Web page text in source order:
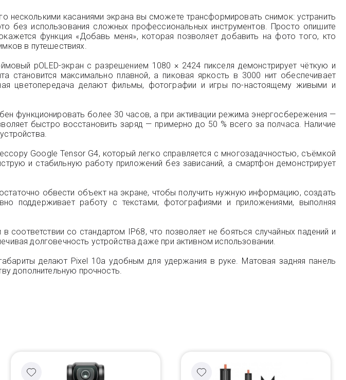
несколькими касаниями экрана вы сможете трансформировать снимок: устранить
без использования сложных профессиональных инструментов. Просто опишите
функция «Добавь меня», которая позволяет добавить на фото того, кто
в путешествиях.
pOLED-экран с разрешением 1080 × 2424 пикселя демонстрирует чёткую и
становится максимально плавной, а пиковая яркость в 3000 нит обеспечивает
цветопередача делают фильмы, фотографии и игры по-настоящему живыми и
функционировать более 30 часов, а при активации режима энергосбережения —
быстро восстановить заряд — примерно до 50 % всего за полчаса. Наличие
Google Tensor G4, который легко справляется с многозадачностью, съёмкой
и стабильную работу приложений без зависаний, а смартфон демонстрирует
обвести объект на экране, чтобы получить нужную информацию, создать
поддерживает работу с текстами, фотографиями и приложениями, выполняя
со стандартом IP68, что позволяет не бояться случайных падений и
долговечность устройства даже при активном использовании.
делают Pixel 10a удобным для удержания в руке. Матовая задняя панель
дополнительную прочность.